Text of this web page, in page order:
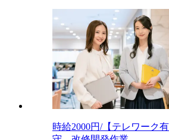
時給2000円/【テレワーク